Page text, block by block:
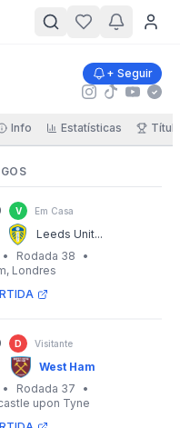
+ Seguir
Info Estatísticas
V Em Casa
Leeds Unit...
• Rodada 38
•
, Londres
D Visitante
West Ham
• Rodada 37
•
upon Tyne